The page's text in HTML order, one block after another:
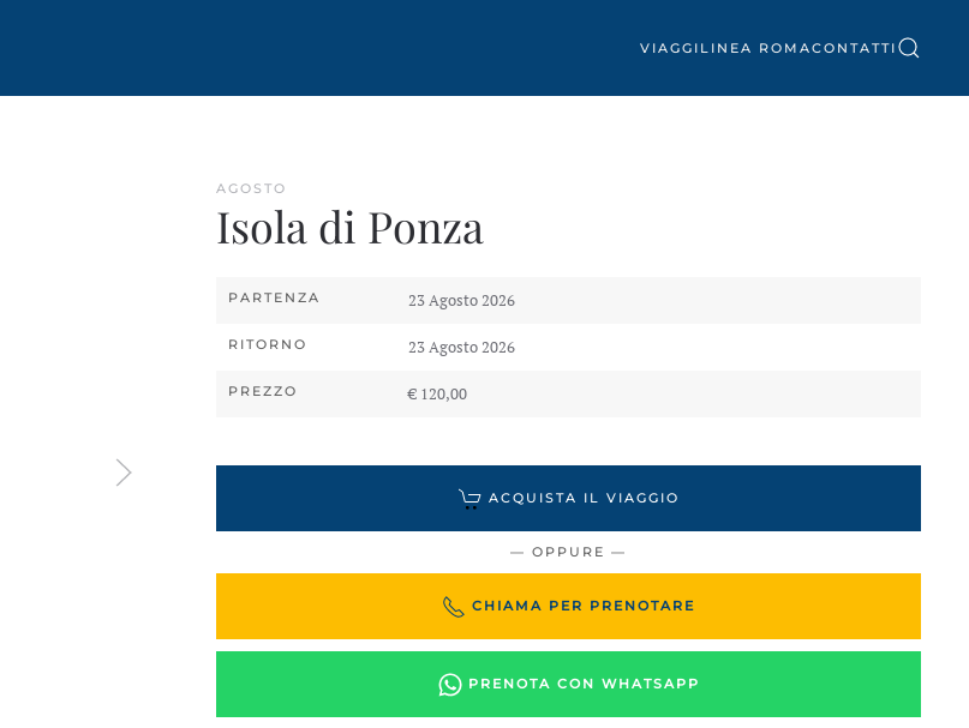
VIAGGI LINEA ROMACONTATTI
AGOSTO
Isola di Ponza
PARTENZA 23 Agosto 2026
RITORNO 23 Agosto 2026
PREZZO € 120,00
ACQUISTA IL VIAGGIO
— OPPURE —
CHIAMA PER PRENOTARE
PRENOTA CON WHATSAPP